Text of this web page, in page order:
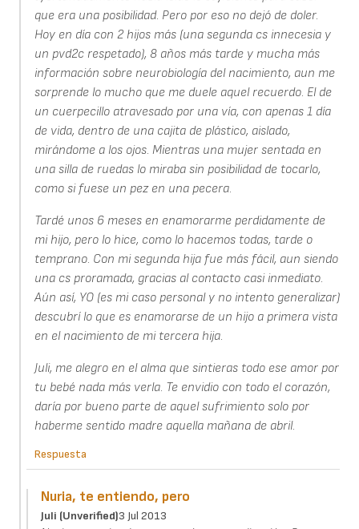
que era una posibilidad. Pero por eso no dejó de doler.
Hoy en día con 2 hijos más (una segunda cs innecesia y
un pvd2c respetado), 8 años más tarde y mucha más
información sobre neurobiología del nacimiento, aun me
sorprende lo mucho que me duele aquel recuerdo. El de
un cuerpecillo atravesado por una vía, con apenas 1 día
de vida, dentro de una cajita de plástico, aislado,
mirándome a los ojos. Mientras una mujer sentada en
una silla de ruedas lo miraba sin posibilidad de tocarlo,
como si fuese un pez en una pecera.
Tardé unos 6 meses en enamorarme perdidamente de
mi hijo, pero lo hice, como lo hacemos todas, tarde o
temprano. Con mi segunda hija fue más fácil, aun siendo
una cs proramada, gracias al contacto casi inmediato.
Aún así, YO (es mi caso personal y no intento generalizar)
descubrí lo que es enamorarse de un hijo a primera vista
en el nacimiento de mi tercera hija.
Juli, me alegro en el alma que sintieras todo ese amor por
tu bebé nada más verla. Te envidio con todo el corazón,
daría por bueno parte de aquel sufrimiento solo por
haberme sentido madre aquella mañana de abril.
Respuesta
Nuria, te entiendo, pero
Juli (unverified)3 Jul 2013